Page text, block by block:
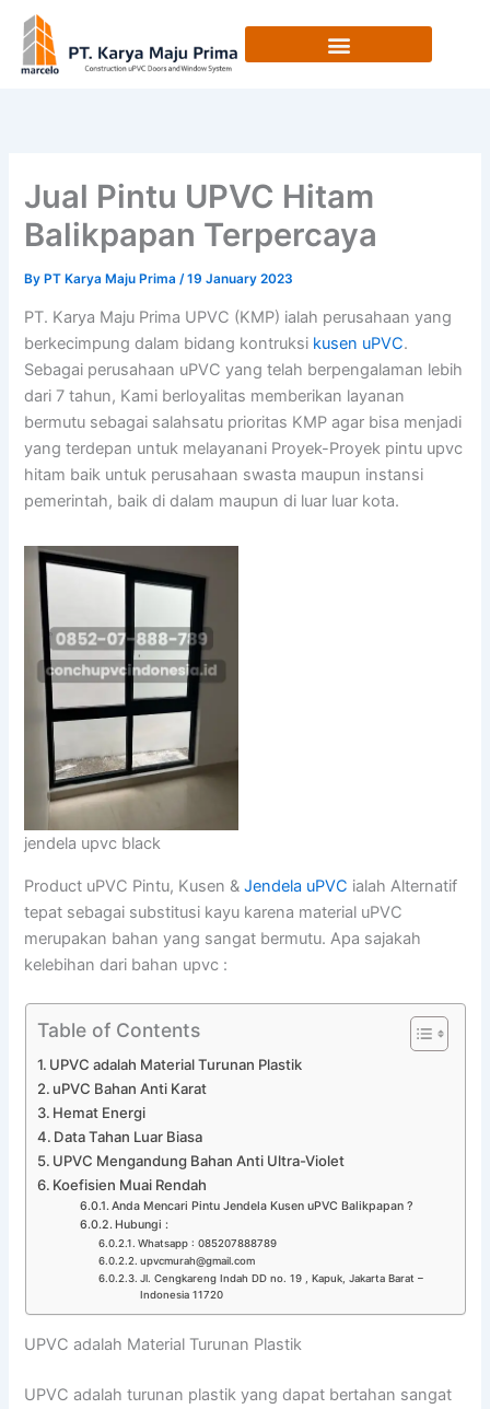
content
Jual Pintu UPVC Hitam
Balikpapan Terpercaya
ByPT Karya Maju Prima /19 January 2023
PT. Karya Maju Prima UPVC (KMP) ialah perusahaan yang
berkecimpung dalam bidang kontruksi kusen uPVC.
Sebagai perusahaan uPVC yang telah berpengalaman lebih
dari 7 tahun, Kami berloyalitas memberikan layanan
bermutu sebagai salahsatu prioritas KMP agar bisa menjadi
yang terdepan untuk melayanani Proyek-Proyek pintu upvc
hitam baik untuk perusahaan swasta maupun instansi
pemerintah, baik di dalam maupun di luar luar kota.
jendela upvc black
Product uPVC Pintu, Kusen &Jendela uPVC ialah Alternatif
tepat sebagai substitusi kayu karena material uPVC
merupakan bahan yang sangat bermutu. Apa sajakah
kelebihan dari bahan upvc :
Table of Contents
UPVC adalah Material Turunan Plastik
uPVC Bahan Anti Karat
Hemat Energi
Data Tahan Luar Biasa
UPVC Mengandung Bahan Anti Ultra-Violet
Koefisien Muai Rendah
Anda Mencari Pintu Jendela Kusen uPVC Balikpapan ?
Hubungi :
Whatsapp : 085207888789
upvcmurah@gmail.com
Jl. Cengkareng Indah DD no. 19 , Kapuk, Jakarta Barat –
Indonesia 11720
UPVC adalah Material Turunan Plastik
UPVC adalah turunan plastik yang dapat bertahan sangat